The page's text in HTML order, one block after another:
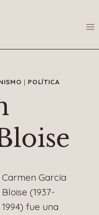
| POLÍTICA
Carmen García
Bloise (1937-
1994) fue una